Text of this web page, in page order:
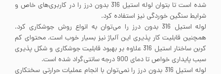
شده است تا بتوان لوله استیل 316 بدون درز را در کاربری‌های خاص و
شرایط سنگین خوردگی نیز استفاده کرد.
لوله استیل 316 بدون درز را می‌توان به انواع روش‌ جوشکاری کرد.
همچنین قابلیت کار پذیری این آلیاژ نیز بسیار خوب است. محتوای کم
کربن ساختار استیل 316 علاوه بر بهبود قابلیت جوشکاری و شکل پذیری
سبب پایداری خواص تا دمای 900 درجه سانتی‌گراد شده است.
لوله استیل 316 بدون درز را نمی‌توان با انجام عملیات حرارتی سختکاری